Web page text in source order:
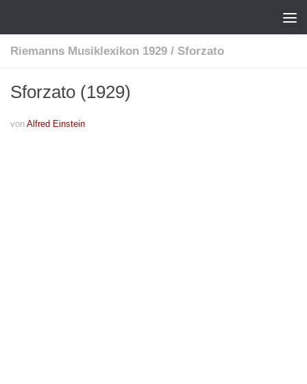
Riemanns Musiklexikon 1929 / Sforzato
Sforzato (1929)
von Alfred Einstein